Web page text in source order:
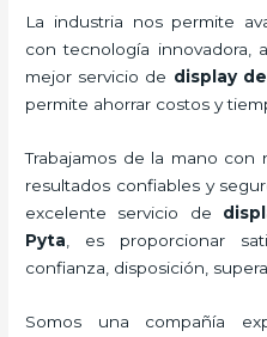
La industria nos permite
con tecnología innovadora,
mejor servicio de display
permite ahorrar costos y
Trabajamos de la mano con
resultados confiables y
excelente servicio de
Pyta , es proporcionar
confianza, disposición,
Somos una compañía